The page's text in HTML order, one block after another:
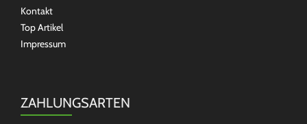
Kontakt
Top Artikel
Impressum
ZAHLUNGSARTEN